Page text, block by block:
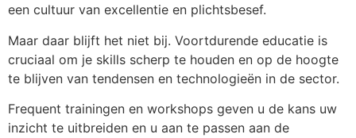
een cultuur van excellentie en plichtsbesef.
Maar daar blijft het niet bij. Voortdurende educatie is
cruciaal om je skills scherp te houden en op de hoogte
te blijven van tendensen en technologieën in de sector.
Frequent trainingen en workshops geven u de kans uw
inzicht te uitbreiden en u aan te passen aan de